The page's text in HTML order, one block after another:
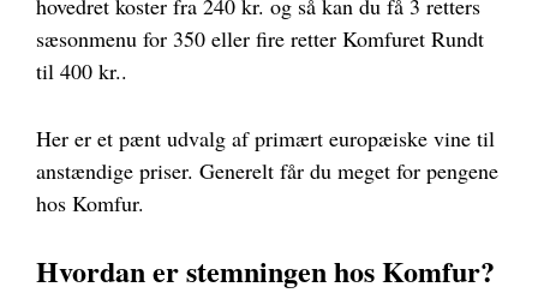
hovedret koster fra 240 kr. og så kan du få 3 retters
sæsonmenu for 350 eller fire retter Komfuret Rundt
til 400 kr..
Her er et pænt udvalg af primært europæiske vine til
anstændige priser. Generelt får du meget for pengene
hos Komfur.
Hvordan er stemningen hos Komfur?